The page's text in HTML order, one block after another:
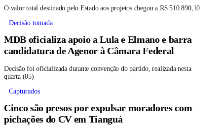
O valor total destinado pelo Estado aos projetos chegou a R$ 510.890,10
Decisão tomada
MDB oficializa apoio a Lula e Elmano e barra
candidatura de Agenor à Câmara Federal
Decisão foi oficializada durante convenção do partido, realizada nesta
quarta (05)
Capturados
Cinco são presos por expulsar moradores com
pichações do CV em Tianguá